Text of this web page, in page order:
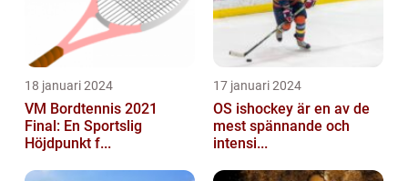
18 januari 2024
VM Bordtennis 2021
Final: En Sportslig
Höjdpunkt f...
17 januari 2024
OS ishockey är en av de
mest spännande och
intensi...